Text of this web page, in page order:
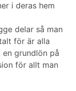
i deras hem
delar så man
för är alla
grundlön på
för allt man